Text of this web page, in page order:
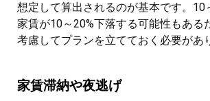
想定して算出されるのが基本です。10
家賃が10～20%下落する可能性もある
考慮してプランを立てておく必要があ
家賃滞納や夜逃げ